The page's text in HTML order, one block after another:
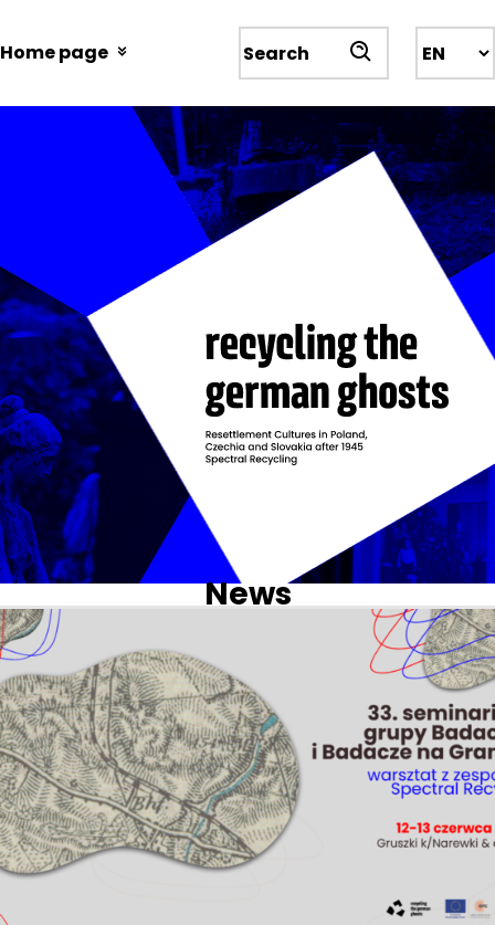
treści
Home page Wyszukiwarka
News